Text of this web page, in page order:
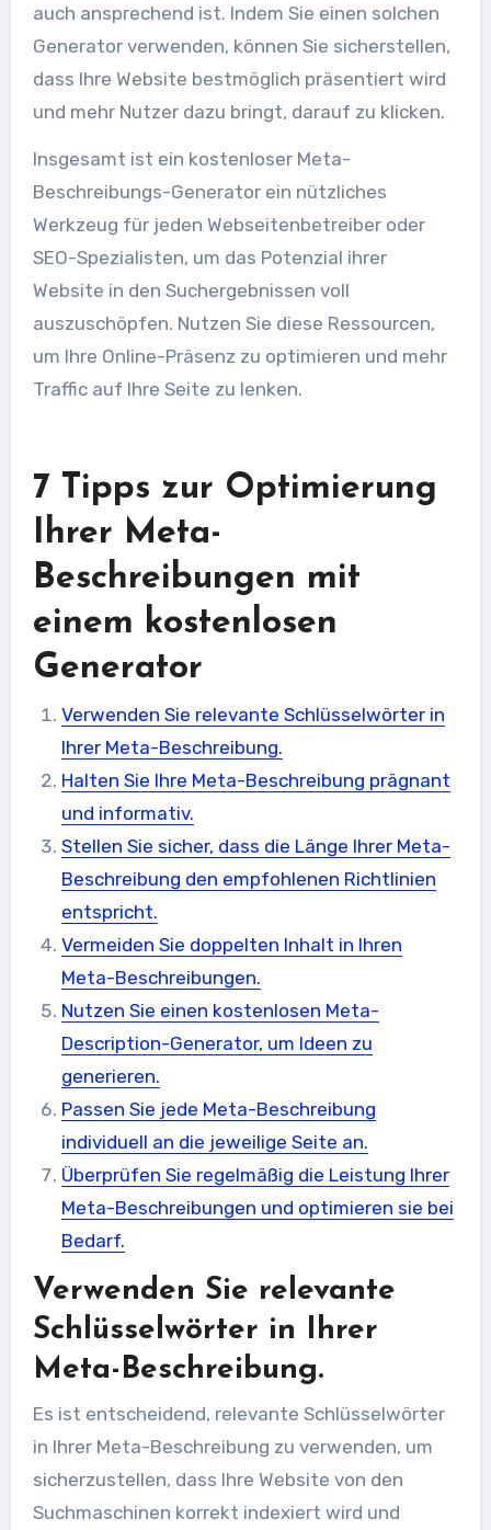
auch ansprechend ist. Indem Sie einen solchen
Generator verwenden, können Sie sicherstellen,
dass Ihre Website bestmöglich präsentiert wird
und mehr Nutzer dazu bringt, darauf zu klicken.
Insgesamt ist ein kostenloser Meta-
Beschreibungs-Generator ein nützliches
Werkzeug für jeden Webseitenbetreiber oder
SEO-Spezialisten, um das Potenzial ihrer
Website in den Suchergebnissen voll
auszuschöpfen. Nutzen Sie diese Ressourcen,
um Ihre Online-Präsenz zu optimieren und mehr
Traffic auf Ihre Seite zu lenken.
7 Tipps zur Optimierung
Ihrer Meta-
Beschreibungen mit
einem kostenlosen
Generator
Verwenden Sie relevante Schlüsselwörter in
Ihrer Meta-Beschreibung.
Halten Sie Ihre Meta-Beschreibung prägnant
und informativ.
Stellen Sie sicher, dass die Länge Ihrer Meta-
Beschreibung den empfohlenen Richtlinien
entspricht.
Vermeiden Sie doppelten Inhalt in Ihren
Meta-Beschreibungen.
Nutzen Sie einen kostenlosen Meta-
Description-Generator, um Ideen zu
generieren.
Passen Sie jede Meta-Beschreibung
individuell an die jeweilige Seite an.
Überprüfen Sie regelmäßig die Leistung Ihrer
Meta-Beschreibungen und optimieren sie bei
Bedarf.
Verwenden Sie relevante
Schlüsselwörter in Ihrer
Meta-Beschreibung.
Es ist entscheidend, relevante Schlüsselwörter
in Ihrer Meta-Beschreibung zu verwenden, um
sicherzustellen, dass Ihre Website von den
Suchmaschinen korrekt indexiert wird und